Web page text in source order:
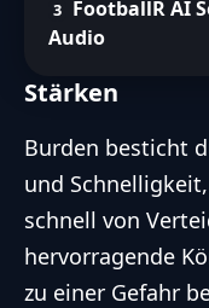
FootballR AI
Audio
Stärken
Burden besticht
und
schnell von
hervorragende
zu einer Gefahr